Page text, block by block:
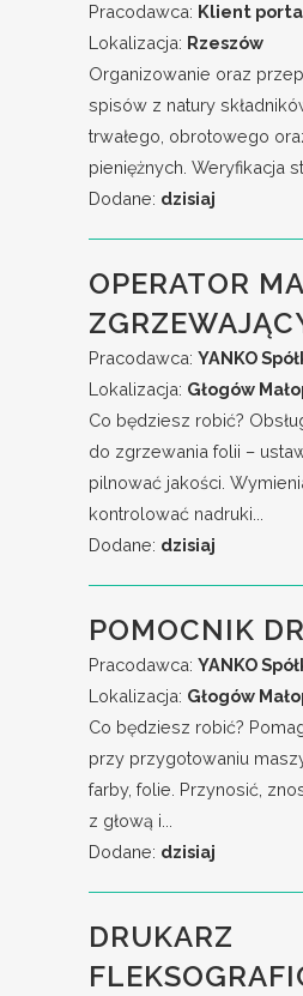
Pracodawca: Klient
Lokalizacja: Rzeszów
Organizowanie oraz
spisów z natury
trwałego, obrotowego
pieniężnych. Weryfikacja
Dodane: dzisiaj
OPERATOR
Pracodawca: YANKO
Lokalizacja: Głogów
Co będziesz robić?
do zgrzewania folii –
pilnować jakości.
kontrolować nadruki...
Dodane: dzisiaj
POMOCNIK
Pracodawca: YANKO
Lokalizacja: Głogów
Co będziesz robić?
przy przygotowaniu
farby, folie. Przynosić,
z głową i...
Dodane: dzisiaj
DRUKARZ